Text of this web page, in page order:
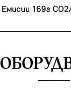
Емисии 169г